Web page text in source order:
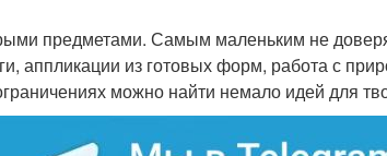
девятилеток
предметами. Самым маленьким не
аппликации из готовых форм, работа с
можно найти немало идей для